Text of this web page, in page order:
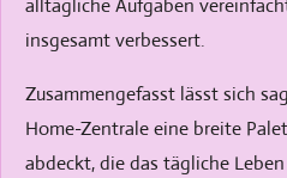
alltägliche Aufgaben
insgesamt verbessert.
Zusammengefasst lässt sich
Home-Zentrale eine breite
abdeckt, die das tägliche